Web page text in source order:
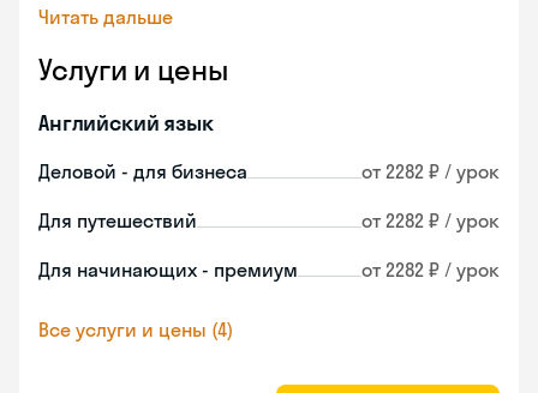
Читать дальше
Услуги и цены
Английский язык
Деловой - для бизнеса от 2282 ₽ / урок
Для путешествий от 2282 ₽ / урок
Для начинающих - премиум от 2282 ₽ / урок
Все услуги и цены (4)